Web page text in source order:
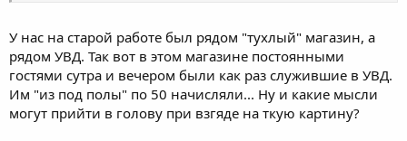
У нас на старой работе был рядом "тухлый" магазин, а
рядом УВД. Так вот в этом магазине постоянными
гостями сутра и вечером были как раз служившие в УВД.
Им "из под полы" по 50 начисляли... Ну и какие мысли
могут прийти в голову при взгяде на ткую картину?